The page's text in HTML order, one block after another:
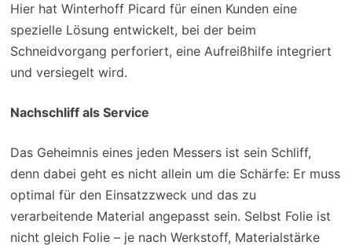
Hier hat Winterhoff Picard für einen Kunden eine
spezielle Lösung entwickelt, bei der beim
Schneidvorgang perforiert, eine Aufreißhilfe integriert
und versiegelt wird.
Nachschliff als Service
Das Geheimnis eines jeden Messers ist sein Schliff,
denn dabei geht es nicht allein um die Schärfe: Er muss
optimal für den Einsatzzweck und das zu
verarbeitende Material angepasst sein. Selbst Folie ist
nicht gleich Folie – je nach Werkstoff, Materialstärke